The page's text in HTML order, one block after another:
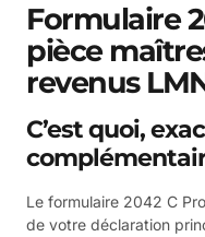
Formulaire
pièce
revenus
C’est quoi,
Le formulaire 2042 C
de votre déclaration